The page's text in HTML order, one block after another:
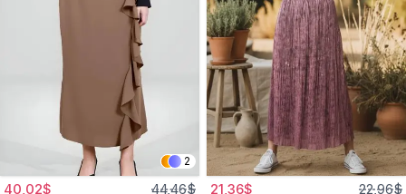
2
40,02$ 44,46$ 21,36$ 22,96$